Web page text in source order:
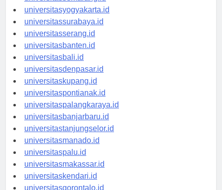
universitassemarang.id
universitasyogyakarta.id
universitassurabaya.id
universitasserang.id
universitasbanten.id
universitasbali.id
universitasdenpasar.id
universitaskupang.id
universitaspontianak.id
universitaspalangkaraya.id
universitasbanjarbaru.id
universitastanjungselor.id
universitasmanado.id
universitaspalu.id
universitasmakassar.id
universitaskendari.id